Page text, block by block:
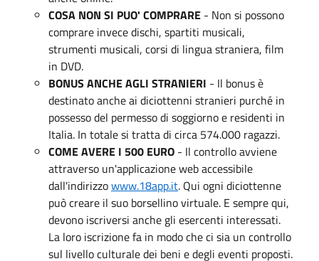
COSA NON SI PUO' COMPRARE - Non si possono
comprare invece dischi, spartiti musicali,
strumenti musicali, corsi di lingua straniera, film
in DVD.
BONUS ANCHE AGLI STRANIERI - Il bonus è
destinato anche ai diciottenni stranieri purché in
possesso del permesso di soggiorno e residenti in
Italia. In totale si tratta di circa 574.000 ragazzi.
COME AVERE I 500 EURO - Il controllo avviene
attraverso un'applicazione web accessibile
dall'indirizzowww.18app.it. Qui ogni diciottenne
può creare il suo borsellino virtuale. E sempre qui,
devono iscriversi anche gli esercenti interessati.
La loro iscrizione fa in modo che ci sia un controllo
sul livello culturale dei beni e degli eventi proposti.